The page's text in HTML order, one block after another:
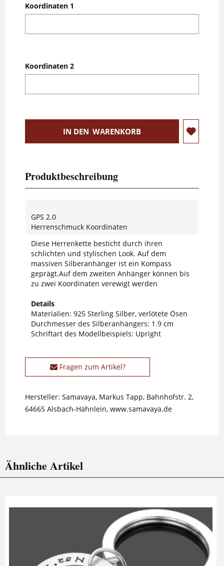
Koordinaten 1
Koordinaten 2
IN DEN WARENKORB
Produktbeschreibung
GPS 2.0
Herrenschmuck Koordinaten
Diese Herrenkette besticht durch ihren
schlichten und stylischen Look. Auf dem
massiven Silberanhänger ist ein Kompass
geprägt.Auf dem zweiten Anhänger können bis
zu zwei Koordinaten verewigt werden
Details
Materialien: 925 Sterling Silber, verlötete Ösen
Durchmesser des Silberanhängers: 1.9 cm
Schriftart des Modellbeispiels: Upright
Fragen zum Artikel?
Hersteller: Samavaya, Markus Tapp, Bahnhofstr. 2,
64665 Alsbach-Hähnlein, www.samavaya.de
Ähnliche Artikel